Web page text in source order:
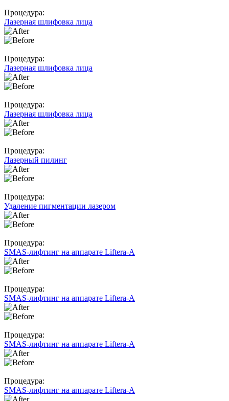
Процедура:
Лазерная шлифовка лица
Процедура:
Лазерная шлифовка лица
Процедура:
Лазерная шлифовка лица
Процедура:
Лазерный пилинг
Процедура:
Удаление пигментации лазером
Процедура:
SMAS-лифтинг на аппарате Liftera-A
Процедура:
SMAS-лифтинг на аппарате Liftera-A
Процедура:
SMAS-лифтинг на аппарате Liftera-A
Процедура:
SMAS-лифтинг на аппарате Liftera-A